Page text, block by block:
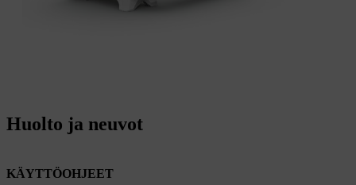
Huolto ja neuvot
KÄYTTÖOHJEET